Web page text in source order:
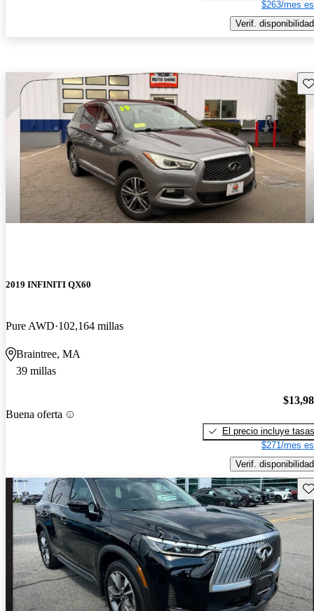
$263/mes
Verif. disponibilidad
2019 INFINITI QX60
Pure AWD 102,164 millas
Braintree, MA
39 millas
Buena oferta
El precio incluye tasas
$271/mes
Verif. disponibilidad